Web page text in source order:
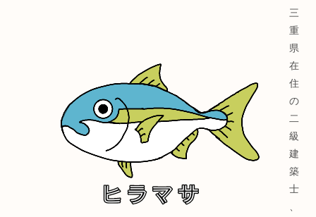
三
重
県
在
住
の
二
級
建
築
士